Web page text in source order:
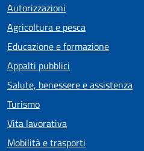
Autorizzazioni
Agricoltura e pesca
Educazione e formazione
Appalti pubblici
Salute, benessere e assistenza
Turismo
Vita lavorativa
Mobilità e trasporti